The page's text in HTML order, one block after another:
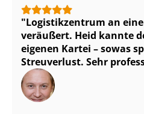
Logistikzentrum an
veräußert. Heid kannte
eigenen Kartei – sowas
Streuverlust. Sehr